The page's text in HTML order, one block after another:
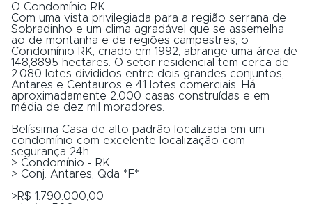
O Condomínio RK
Com uma vista privilegiada para a região serrana de
Sobradinho e um clima agradável que se assemelha
ao de montanha e de regiões campestres, o
Condomínio RK, criado em 1992, abrange uma área de
148,8895 hectares. O setor residencial tem cerca de
2.080 lotes divididos entre dois grandes conjuntos,
Antares e Centauros e 41 lotes comerciais. Há
aproximadamente 2.000 casas construídas e em
média de dez mil moradores.
Belíssima Casa de alto padrão localizada em um
condomínio com excelente localização com
segurança 24h.
> Condomínio - RK
> Conj. Antares, Qda *F*
>R$ 1.790.000,00